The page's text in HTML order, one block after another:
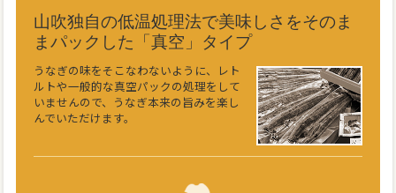
山吹独自の低温処理法で美味しさをそのま
まパックした「真空」タイプ
うなぎの味をそこなわないように、レト
ルトや一般的な真空パックの処理をして
いませんので、うなぎ本来の旨みを楽し
んでいただけます。